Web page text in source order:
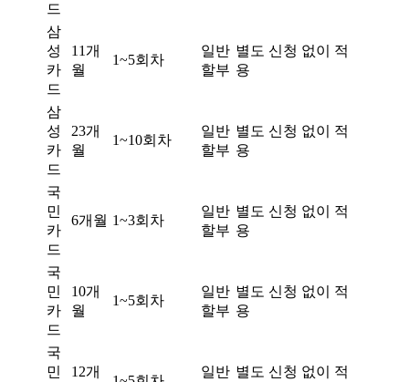
드
삼
성
카
드
11개
월
1~5회차
일반
할부
별도 신청 없이 적
용
삼
성
카
드
23개
월
1~10회차
일반
할부
별도 신청 없이 적
용
국
민
카
드
6개월 1~3회차
일반
할부
별도 신청 없이 적
용
국
민
카
드
10개
월
1~5회차
일반
할부
별도 신청 없이 적
용
국
민
12개
일반 별도 신청 없이 적